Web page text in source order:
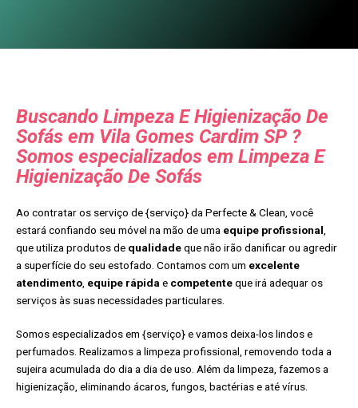
Buscando Limpeza E Higienização De
Sofás em Vila Gomes Cardim SP ?
Somos especializados em Limpeza E
Higienização De Sofás
Ao contratar os serviço de {serviço} da Perfecte & Clean, você
estará confiando seu móvel na mão de uma equipe profissional
que utiliza produtos de qualidadeque não irão danificar ou agredir
a superfície do seu estofado. Contamos com um excelente
atendimento equipe rápida e competenteque irá adequar os
serviços às suas necessidades particulares.
Somos especializados em {serviço} e vamos deixa-los lindos e
perfumados. Realizamos a limpeza profissional, removendo toda a
sujeira acumulada do dia a dia de uso. Além da limpeza, fazemos a
higienização, eliminando ácaros, fungos, bactérias e até vírus.